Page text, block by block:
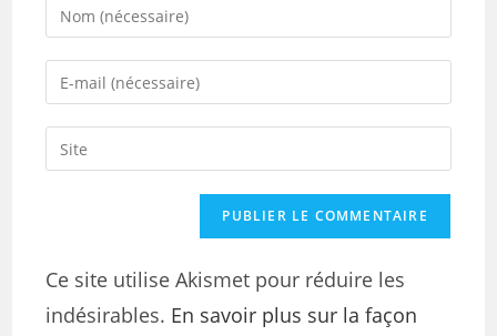
Ce site utilise Akismet pour réduire les
indésirables. En savoir plus sur la façon